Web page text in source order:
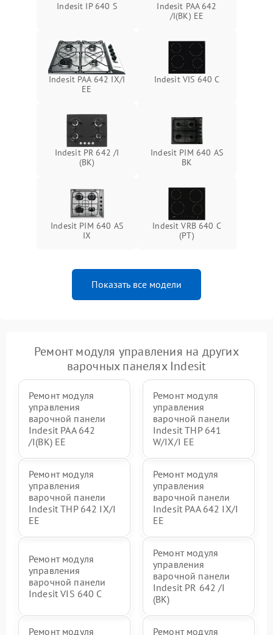
Indesit IP 640 S
Indesit PAA 642
/I(BK) EE
Indesit PAA 642 IX/I
EE
Indesit VIS 640 C
Indesit PR 642 /I
(BK)
Indesit PIM 640 AS
BK
Indesit PIM 640 AS
IX
Indesit VRB 640 C
(PT)
Показать все модели
Ремонт модуля управления на других
варочных панелях Indesit
Ремонт модуля
управления
варочной панели
Indesit PAA 642
/I(BK) EE
Ремонт модуля
управления
варочной панели
Indesit THP 641
W/IX/I EE
Ремонт модуля
управления
варочной панели
Indesit THP 642 IX/I
EE
Ремонт модуля
управления
варочной панели
Indesit PAA 642 IX/I
EE
Ремонт модуля
управления
варочной панели
Indesit VIS 640 C
Ремонт модуля
управления
варочной панели
Indesit PR 642 /I
(BK)
Ремонт модуля Ремонт модуля